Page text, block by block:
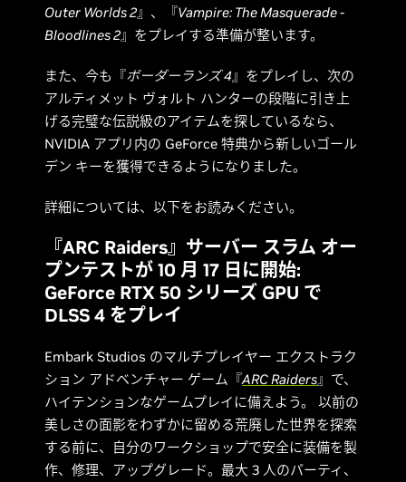
Outer Worlds 2』、『Vampire: The Masquerade -
Bloodlines 2』をプレイする準備が整います。
また、今も『ボーダーランズ 4』をプレイし、次の
アルティメット ヴォルト ハンターの段階に引き上
げる完璧な伝説級のアイテムを探しているなら、
NVIDIA アプリ内の GeForce 特典から新しいゴール
デン キーを獲得できるようになりました。
詳細については、以下をお読みください。
『ARC Raiders』サーバー スラム オー
プンテストが 10 月 17 日に開始:
GeForce RTX 50 シリーズ GPU で
DLSS 4 をプレイ
Embark Studios のマルチプレイヤー エクストラク
ション アドベンチャー ゲーム『ARC Raiders』で、
ハイテンションなゲームプレイに備えよう。 以前の
美しさの面影をわずかに留める荒廃した世界を探索
する前に、自分のワークショップで安全に装備を製
作、修理、アップグレード。最大 3 人のパーティ、